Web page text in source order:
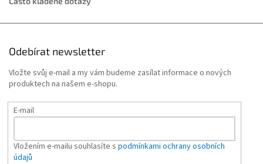
Odebírat newsletter
Vložte svůj e-mail a my vám budeme zasílat informace o nových
produktech na našem e-shopu.
E-mail
Vložením e-mailu souhlasíte s podmínkami ochrany osobních
údajů